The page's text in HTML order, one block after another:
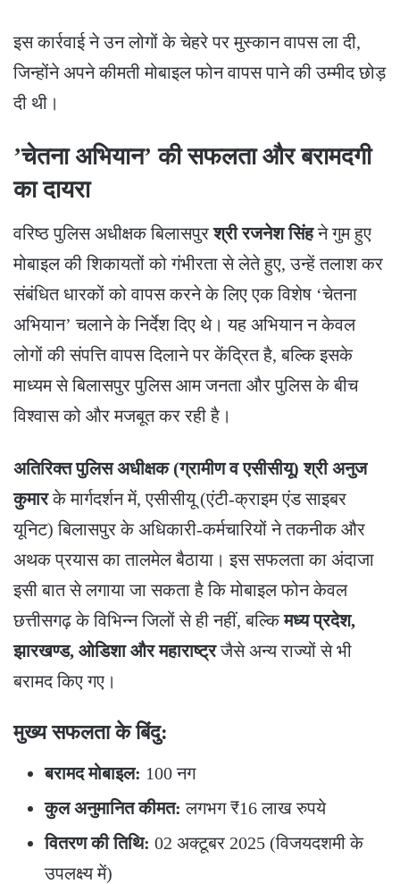
​इस कार्रवाई ने उन लोगों के चेहरे पर मुस्कान वापस ला दी,
जिन्होंने अपने कीमती मोबाइल फोन वापस पाने की उम्मीद छोड़
दी थी।
​’चेतना अभियान’ की सफलता और बरामदगी
का दायरा
​वरिष्ठ पुलिस अधीक्षक बिलासपुरश्री रजनेश सिंहने गुम हुए
मोबाइल की शिकायतों को गंभीरता से लेते हुए, उन्हें तलाश कर
संबंधित धारकों को वापस करने के लिए एक विशेष ‘चेतना
अभियान’ चलाने के निर्देश दिए थे। यह अभियान न केवल
लोगों की संपत्ति वापस दिलाने पर केंद्रित है, बल्कि इसके
माध्यम से बिलासपुर पुलिस आम जनता और पुलिस के बीच
विश्वास को और मजबूत कर रही है।
अतिरिक्त पुलिस अधीक्षक (ग्रामीण व एसीसीयू) श्री अनुज
कुमारके मार्गदर्शन में, एसीसीयू (एंटी-क्राइम एंड साइबर
यूनिट) बिलासपुर के अधिकारी-कर्मचारियों ने तकनीक और
अथक प्रयास का तालमेल बैठाया। इस सफलता का अंदाजा
इसी बात से लगाया जा सकता है कि मोबाइल फोन केवल
छत्तीसगढ़ के विभिन्न जिलों से ही नहीं, बल्किमध्य प्रदेश,
झारखण्ड, ओडिशा और महाराष्ट्रजैसे अन्य राज्यों से भी
बरामद किए गए।
​मुख्य सफलता के बिंदु:
बरामद मोबाइल: 100 नग
कुल अनुमानित कीमत: लगभग ₹16 लाख रुपये
वितरण की तिथि: 02 अक्टूबर 2025 (विजयदशमी के
उपलक्ष्य में)